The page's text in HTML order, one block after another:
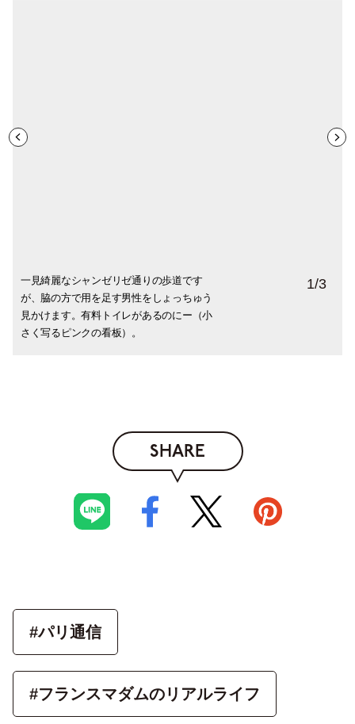
一見綺麗なシャンゼリゼ通りの歩道です
が、脇の方で用を足す男性をしょっちゅう
見かけます。有料トイレがあるのにー（小
さく写るピンクの看板）。
旧い建物は狭い階段を下がる（か上がる）
とトイレがあります。カフェではドアの開
錠用コインを渡されたり、レシートに開錠
番号が書いてある場合も。
デパートといっても全フロアにトイレがな
いのは普通。数も少ないので、寒い日など
は特に混みます。あまりに混むと、男性用
トイレを使う女性も続出。
1/3
SHARE
#パリ通信
#フランスマダムのリアルライフ